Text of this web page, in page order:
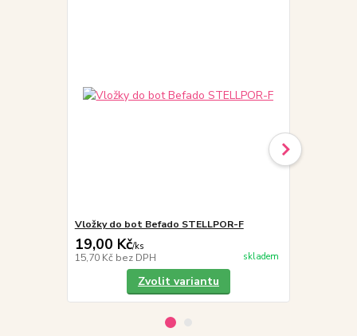
Vložky do bot Befado STELLPOR-F
19,00 Kč/ks
15,70 Kč bez DPH skladem
Zvolit variantu